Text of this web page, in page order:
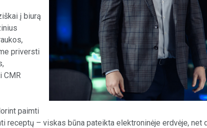
į biurą
priversti
CMR
paimti
– viskas būna pateikta elektroninėje erdvėje, net